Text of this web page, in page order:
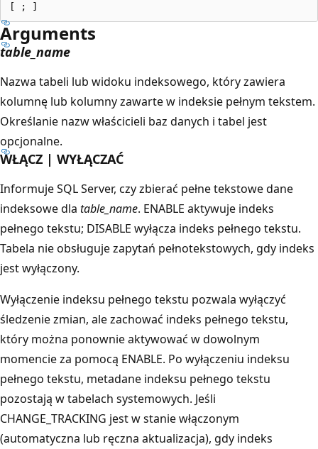
Arguments
table_name
Nazwa tabeli lub widoku indeksowego, który zawiera
kolumnę lub kolumny zawarte w indeksie pełnym tekstem.
Określanie nazw właścicieli baz danych i tabel jest
opcjonalne.
WŁĄCZ | WYŁĄCZAĆ
Informuje SQL Server, czy zbierać pełne tekstowe dane
indeksowe dla table_name. ENABLE aktywuje indeks
pełnego tekstu; DISABLE wyłącza indeks pełnego tekstu.
Tabela nie obsługuje zapytań pełnotekstowych, gdy indeks
jest wyłączony.
Wyłączenie indeksu pełnego tekstu pozwala wyłączyć
śledzenie zmian, ale zachować indeks pełnego tekstu,
który można ponownie aktywować w dowolnym
momencie za pomocą ENABLE. Po wyłączeniu indeksu
pełnego tekstu, metadane indeksu pełnego tekstu
pozostają w tabelach systemowych. Jeśli
CHANGE_TRACKING jest w stanie włączonym
(automatyczna lub ręczna aktualizacja), gdy indeks